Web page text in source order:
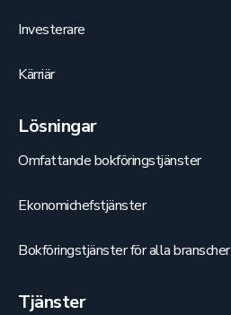
Investerare
Kärriär
Lösningar
Omfattande bokföringstjänster
Ekonomichefstjänster
Bokföringstjänster för alla branscher
Tjänster